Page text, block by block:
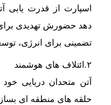
اسپارت از قدرت یابی
دهد حضورش تهدیدی برای
تضمینی برای انرژی،
۲.ائتلاف های هوشمند
آتن متحدان دریایی
حلقه های منطقه ای